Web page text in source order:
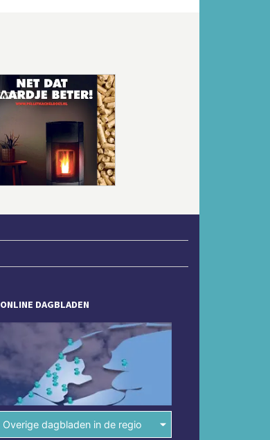
ONLINE DAGBLADEN
Overige dagbladen in de regio